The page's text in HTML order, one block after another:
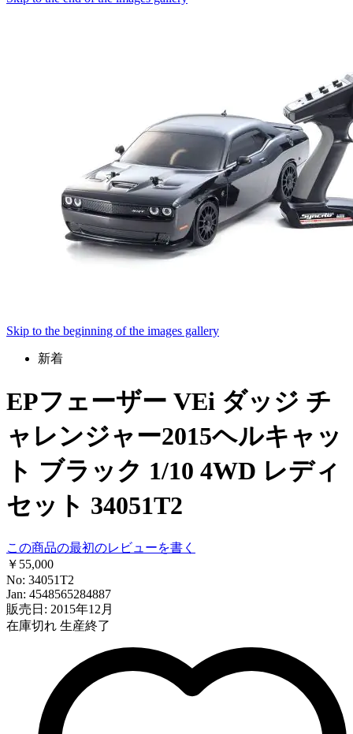
Skip to the beginning of the images gallery
新着
EPフェーザー VEi ダッジ チ
ャレンジャー2015ヘルキャッ
ト ブラック 1/10 4WD レディ
セット 34051T2
この商品の最初のレビューを書く
￥55,000
No: 34051T2
Jan: 4548565284887
販売日: 2015年12月
在庫切れ 生産終了